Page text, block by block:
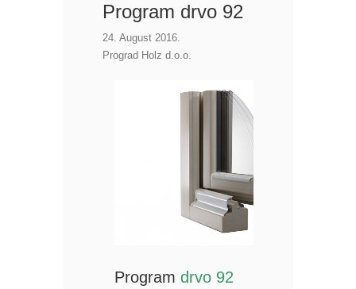
Program drvo 92
24. August 2016.
Prograd Holz d.o.o.
Program drvo 92